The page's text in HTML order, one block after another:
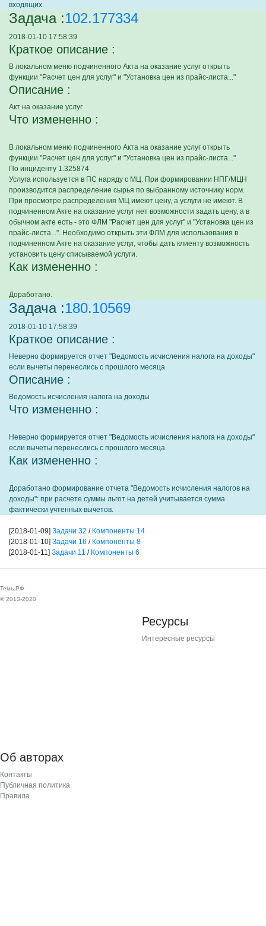
входящих.
Задача :102.177334
2018-01-10 17:58:39
Краткое описание :
В локальном меню подчиненного Акта на оказание услуг открыть
функции "Расчет цен для услуг" и "Установка цен из прайс-листа..."
Описание :
Акт на оказание услуг
Что измененно :
В локальном меню подчиненного Акта на оказание услуг открыть
функции "Расчет цен для услуг" и "Установка цен из прайс-листа..."
По инциденту 1.325874
Услуга используется в ПС наряду с МЦ. При формировании НПГ/МЦН
производится распределение сырья по выбранному источнику норм.
При просмотре распределения МЦ имеют цену, а услуги не имеют. В
подчиненном Акте на оказание услуг нет возможности задать цену, а в
обычном акте есть - это ФЛМ "Расчет цен для услуг" и "Установка цен из
прайс-листа...". Необходимо открыть эти ФЛМ для использования в
подчиненном Акте на оказание услуг, чтобы дать клиенту возможность
установить цену списываемой услуги.
Как измененно :
Доработано.
Задача :180.10569
2018-01-10 17:58:39
Краткое описание :
Неверно формируется отчет "Ведомость исчисления налога на доходы"
если вычеты перенеслись с прошлого месяца
Описание :
Ведомость исчисления налога на доходы
Что измененно :
Неверно формируется отчет "Ведомость исчисления налога на доходы"
если вычеты перенеслись с прошлого месяца.
Как измененно :
Доработано формирование отчета "Ведомость исчисления налогов на
доходы": при расчете суммы льгот на детей учитывается сумма
фактически учтенных вычетов.
[2018-01-09] Задачи 32 / Компоненты 14
[2018-01-10] Задачи 16 / Компоненты 8
[2018-01-11] Задачи 11 / Компоненты 6
Темь.РФ
© 2013-2020
Ресурсы
Интересные ресурсы
Об авторах
Контакты
Публичная политика
Правила